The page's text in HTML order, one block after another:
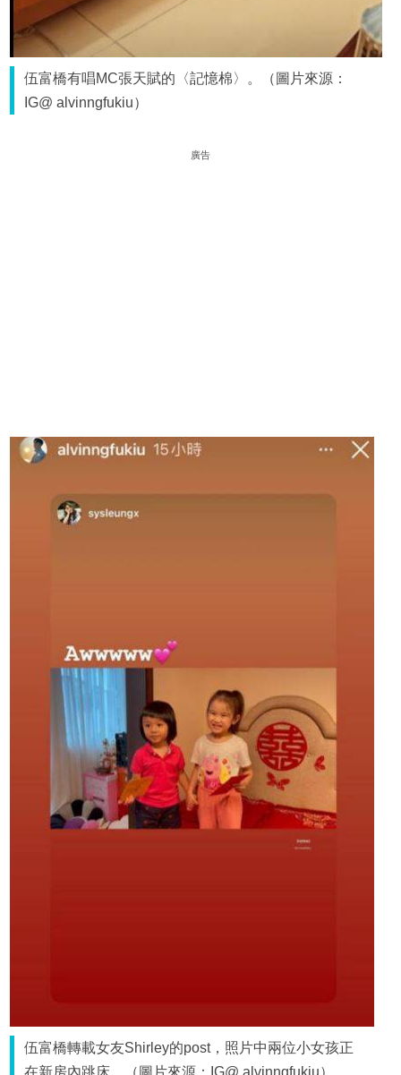
伍富橋有唱MC張天賦的〈記憶棉〉。（圖片來源：
IG@ alvinngfukiu）
廣告
伍富橋轉載女友Shirley的post，照片中兩位小女孩正